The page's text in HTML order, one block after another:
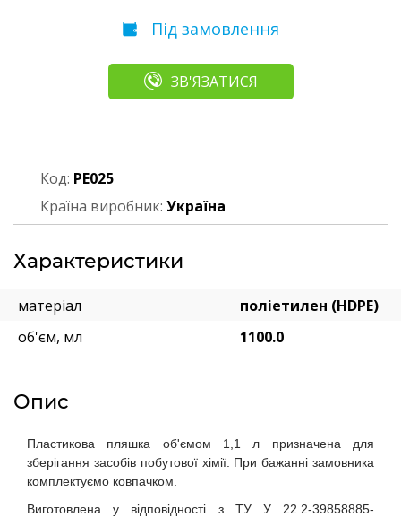
Під замовлення
ЗВ'ЯЗАТИСЯ
Код: PЕ025
Країна виробник: Україна
Характеристики
матеріал
поліетилен (HDPE)
об'єм, мл
1100.0
Опис
Пластикова пляшка об'ємом 1,1 л призначена для
зберігання засобів побутової хімії. При бажанні замовника
комплектуємо ковпачком.
Виготовлена у відповідності з ТУ У 22.2-39858885-